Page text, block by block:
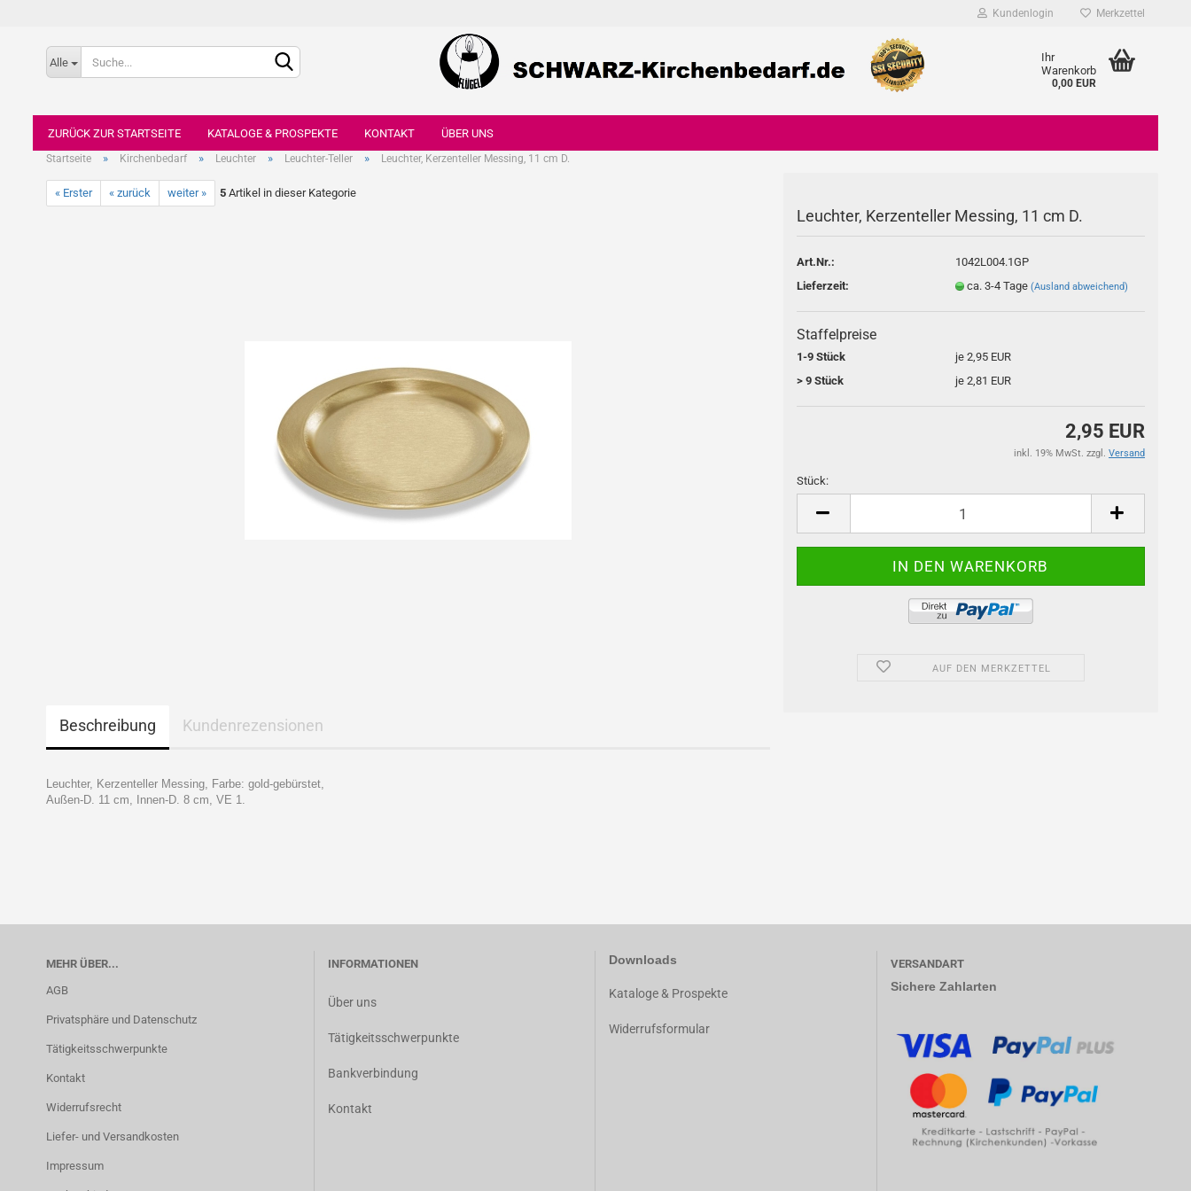
Kundenlogin
Konto erstellen
Passwort vergessen?
Merkzettel
Alle
Ihr
Warenkorb
0,00 EUR
ZURÜCK ZUR STARTSEITE KATALOGE & PROSPEKTE KONTAKT ÜBER UNS
Startseite » Kirchenbedarf » Leuchter » Leuchter-Teller » Leuchter, Kerzenteller Messing, 11 cm D.
« Erster « zurück weiter » 5 Artikel in dieser Kategorie
Leuchter, Kerzenteller Messing, 11 cm D.
Art.Nr.:
1042L004.1GP
Lieferzeit:
ca. 3-4 Tage (Ausland abweichend)
Staffelpreise
1-9 Stück
je 2,95 EUR
> 9 Stück
je 2,81 EUR
2,95 EUR
inkl. 19% MwSt. zzgl. Versand
Stück:
Stück
AUF DEN MERKZETTEL
Beschreibung Kundenrezensionen
Leuchter, Kerzenteller Messing, Farbe: gold-gebürstet,
Außen-D. 11 cm, Innen-D. 8 cm, VE 1.
MEHR ÜBER...
AGB
Privatsphäre und Datenschutz
Tätigkeitsschwerpunkte
Kontakt
Widerrufsrecht
Liefer- und Versandkosten
Impressum
INFORMATIONEN
Über uns
Tätigkeitsschwerpunkte
Bankverbindung
Kontakt
Downloads
Kataloge & Prospekte
Widerrufsformular
VERSANDART
Sichere Zahlarten